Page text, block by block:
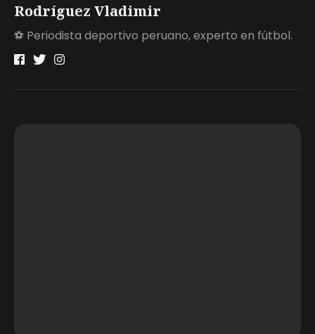
Rodríguez Vladimir
⚽ Periodista deportivo peruano, experto en fútbol.